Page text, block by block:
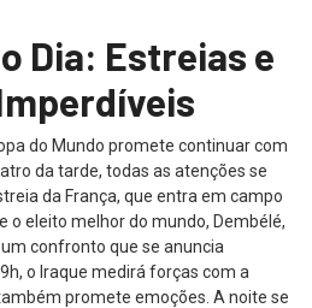
Dia: Estreias e
do Mundo promete continuar com
da tarde, todas as atenções se
da França, que entra em campo
o eleito melhor do mundo, Dembélé,
confronto que se anuncia
o Iraque medirá forças com a
promete emoções. A noite se